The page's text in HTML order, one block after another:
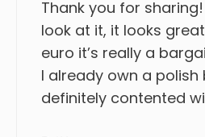
Thank you for
look at it, it looks
euro it’s really a
I already own a polish
definitely contented